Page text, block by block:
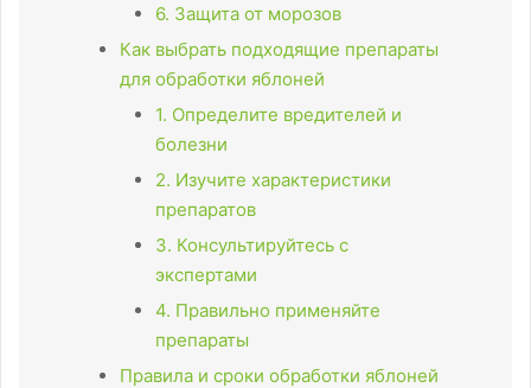
6. Защита от морозов
Как выбрать подходящие препараты
для обработки яблоней
1. Определите вредителей и
болезни
2. Изучите характеристики
препаратов
3. Консультируйтесь с
экспертами
4. Правильно применяйте
препараты
Правила и сроки обработки яблоней